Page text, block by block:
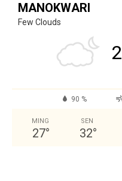
MANOKWARI
Few Clouds
90 %
MING
27°
SEN
32°